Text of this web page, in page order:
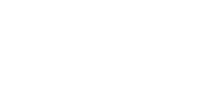
Handwerkskunst, um diesen Craft Cider